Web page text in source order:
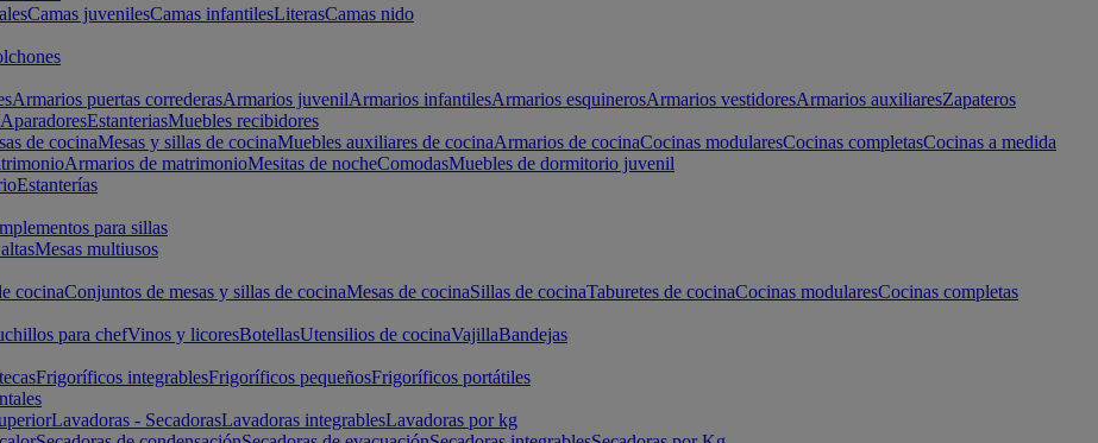
Camas juvenilesCamas infantilesLiterasCamas nido
Armarios puertas correderasArmarios juvenilArmarios infantilesArmarios esquinerosArmarios vestidoresArmarios auxiliaresZapateros
AparadoresEstanteriasMuebles recibidores
de cocinaMesas y sillas de cocinaMuebles auxiliares de cocinaArmarios de cocinaCocinas modularesCocinas completasCocinas a medida
Armarios de matrimonioMesitas de nocheComodasMuebles de dormitorio juvenil
Estanterías
para sillas
Mesas multiusos
cocinaConjuntos de mesas y sillas de cocinaMesas de cocinaSillas de cocinaTaburetes de cocinaCocinas modularesCocinas completas
para chefVinos y licoresBotellasUtensilios de cocinaVajillaBandejas
Frigoríficos integrablesFrigoríficos pequeñosFrigoríficos portátiles
Lavadoras - SecadorasLavadoras integrablesLavadoras por kg